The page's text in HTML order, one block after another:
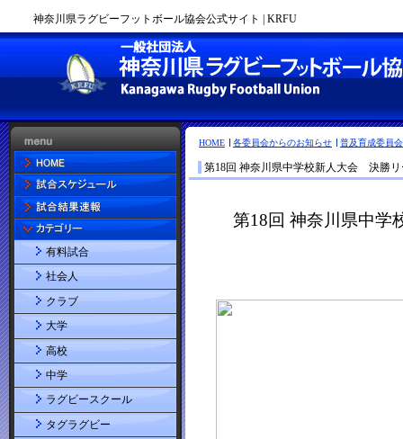
神奈川県ラグビーフットボール協会公式サイト | KRFU
HOME 各委員会からのお知らせ 普及育成委員会
第18回 神奈川県中学校新人大会 決勝リ
有料試合
社会人
クラブ
大学
高校
中学
ラグビースクール
タグラグビー